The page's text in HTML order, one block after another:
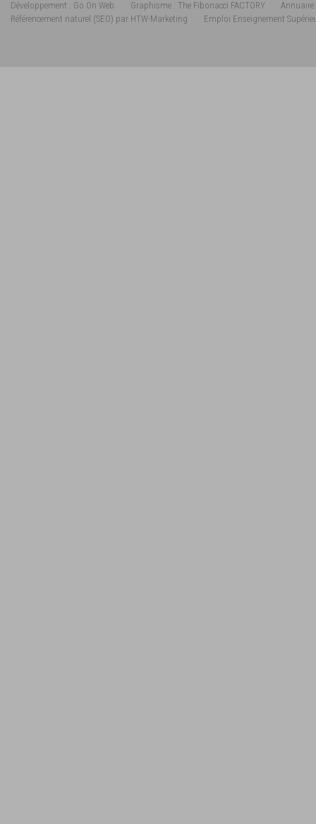
Développement : Go On Web Graphisme : The Fibonacci FACTORY
Annuaire
Référencement naturel (SEO) par HTW-Marketing
Emploi Enseignement